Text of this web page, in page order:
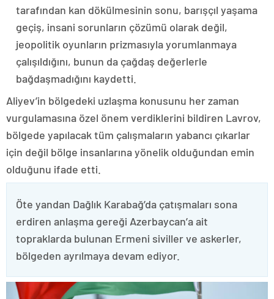
tarafından kan dökülmesinin sonu, barışçıl yaşama
geçiş, insani sorunların çözümü olarak değil,
jeopolitik oyunların prizmasıyla yorumlanmaya
çalışıldığını, bunun da çağdaş değerlerle
bağdaşmadığını kaydetti.
Aliyev’in bölgedeki uzlaşma konusunu her zaman
vurgulamasına özel önem verdiklerini bildiren Lavrov,
bölgede yapılacak tüm çalışmaların yabancı çıkarlar
için değil bölge insanlarına yönelik olduğundan emin
olduğunu ifade etti.
Öte yandan Dağlık Karabağ’da çatışmaları sona
erdiren anlaşma gereği Azerbaycan’a ait
topraklarda bulunan Ermeni siviller ve askerler,
bölgeden ayrılmaya devam ediyor.